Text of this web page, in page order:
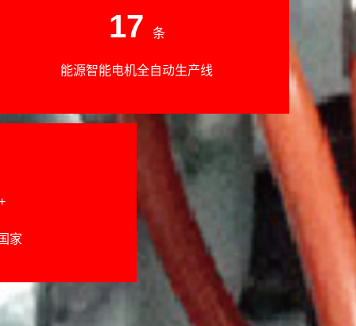
17 条
能源智能电机全自动生产线
家